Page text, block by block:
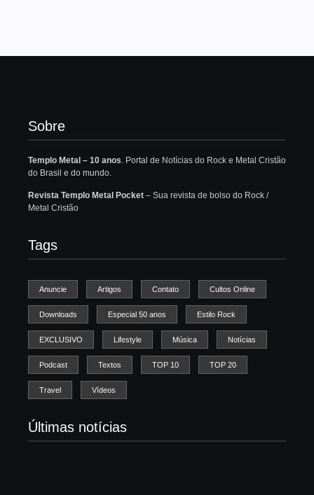
Sobre
Templo Metal – 10 anos . Portal de Notícias do Rock e Metal Cristão
do Brasil e do mundo.
Revista Templo Metal Pocket – Sua revista de bolso do Rock /
Metal Cristão
Tags
Anuncie Artigos Contato Cultos Online
Downloads Especial 50 anos Estilo Rock
EXCLUSIVO Lifestyle Música Notícias
Podcast Textos TOP 10 TOP 20
Travel Vídeos
Últimas notícias